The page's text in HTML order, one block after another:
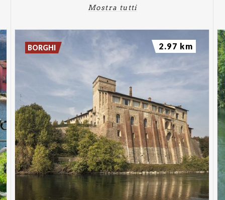
Mostra tutti
BORGHI 2.97 km